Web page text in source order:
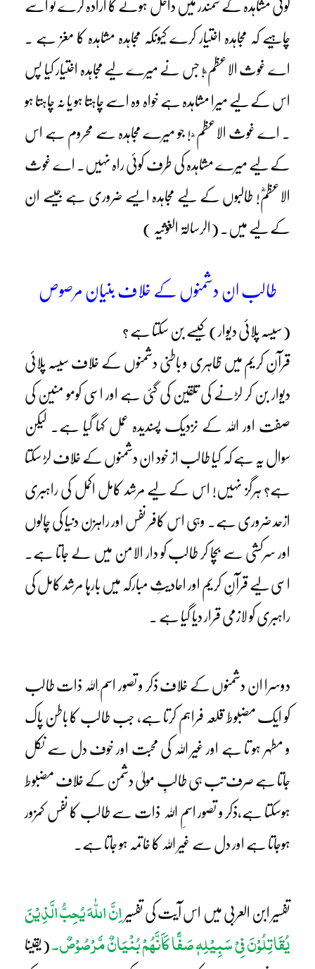
کوئی مشاہدہ کے سمندر میں داخل ہونے کا ارادہ کرے تو اسے
چاہیے کہ مجاہدہ اختیار کرے کیونکہ مجاہدہ مشاہدہ کا مغز ہے ۔
اے غوث الاعظم ؓ! جس نے میرے لیے مجاہدہ اختیار کیا پس
اس کے لیے میرا مشاہدہ ہے خواہ وہ اسے چاہتا ہو یا نہ چاہتا ہو
۔ اے غوث الاعظم ؓ ! جو میرے مجاہدہ سے محروم ہے اس
کے لیے میرے مشاہدہ کی طرف کوئی راہ نہیں۔ اے غوث
الاعظمؓ! طالبوں کے لیے مجاہدہ ایسے ضروری ہے جیسے ان
کے لیے میں۔ (الرسالۃ الغوثیہ )
طالب ان دشمنوں کے خلاف بنیان مرصوص
(سیسہ پلائی دیوار) کیسے بن سکتا ہے ؟
قرآنِ کریم میں ظاہری و باطنی دشمنوں کے خلاف سیسہ پلائی
دیوار بن کر لڑنے کی تلقین کی گئی ہے اور اسی کومو منین کی
صفت اور اللہ کے نزدیک پسندیدہ عمل کہا گیا ہے۔ لیکن
سوال یہ ہے کہ کیا طالب از خود ان دشمنوں کے خلاف لڑ سکتا
ہے؟ ہرگز نہیں! اس کے لیے مرشد کامل اکمل کی راہبری
ازحد ضروری ہے۔ وہی اس کافر نفس اور راہزن دنیا کی چالوں
اور سرکشی سے بچا کر طالب کو دار الامن میں لے جاتا ہے۔
اسی لیے قرآنِ کریم اور احادیثِ مبارکہ میں بارہا مرشد کامل کی
راہبری کو لازمی قرار دیا گیا ہے ۔
دوسرا ان دشمنوں کے خلاف ذکر و تصور اسم ِاللہ ذات طالب
کو ایک مضبوط قلعہ فراہم کرتا ہے، جب طالب کا باطن پاک
و مطہر ہو تا ہے اور غیر اللہ کی محبت اور خوف دل سے نکل
جاتا ہے صرف تب ہی طالبِ مولیٰ دشمن کے خلاف مضبوط
ہوسکتا ہے،ذکر و تصور اسمِ اللہ ذات سے طالب کا نفس کمزور
ہوجاتا ہے اور دل سے غیر اللہ کا خاتمہ ہو جاتا ہے۔
تفسیر ابن العربی میں اس آیت کی تفسیر اِنَّ اللّٰہَ یُحِبُّ الَّذِیْنَ
یُقَاتِلُوْنَ فِیْ سَبِیْلِہٖ صَفًّا کَاَنَّہُمْ بُنْیَانٌ مَّرْصُوْصٌ۔(یقینا